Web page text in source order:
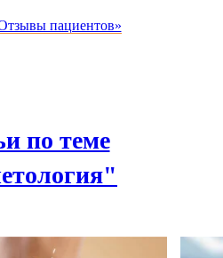
пациентов»
по теме